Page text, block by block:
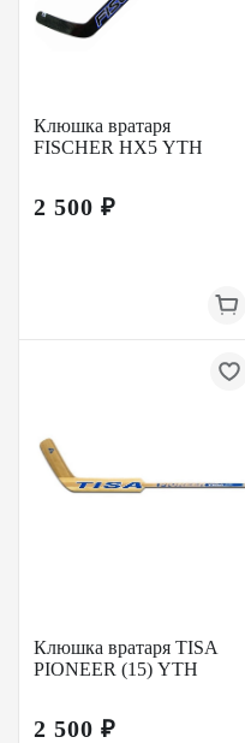
Клюшка вратаря
FISCHER HX5 YTH
2 500 ₽
Клюшка вратаря TISA
PIONEER (15) YTH
2 500 ₽